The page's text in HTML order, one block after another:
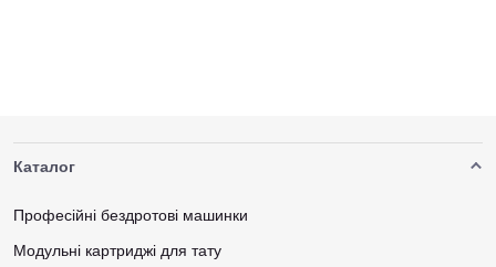
Каталог
Професійні бездротові машинки
Модульні картриджі для тату